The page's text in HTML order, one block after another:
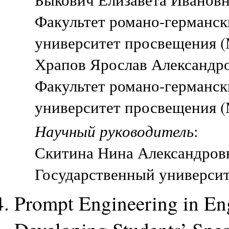
Факультет романо-
университет просвещения
Храпов Ярослав
Факультет романо-
университет просвещения
Научный руководитель:
Скитина Нина
Государственный
Prompt Engineering in